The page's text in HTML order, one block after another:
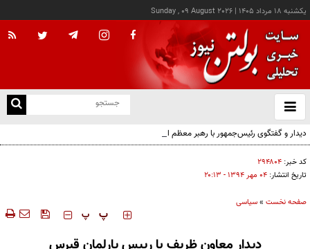
يکشنبه ۱۸ مرداد ۱۴۰۵ |
Sunday , 09 August 2026
باز
و
دیدار و گفتگوی رئیس‌جمهور با رهبر معظم انقلاب درباره مسائل اقتصادی و نظامی کشور
کد خبر: ۲۹۴۸۰۴
تاریخ انتشار: ۰۴ مهر ۱۳۹۴ - ۲۰:۱۳
صفحه نخست »سیاسی
‍‍‍ پ پ